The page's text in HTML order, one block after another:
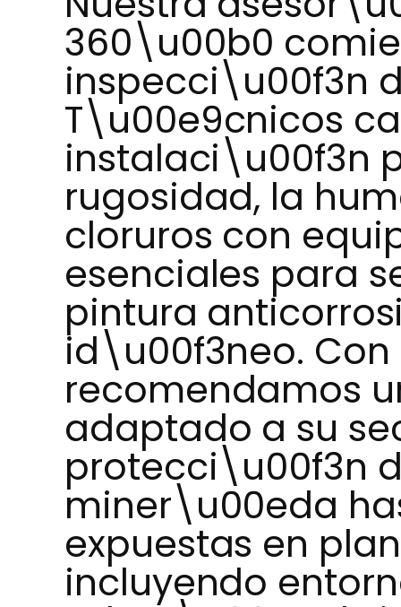
360\u00b0
inspecci\u00f3n
T\u00e9cnicos
instalaci\u00f3n
rugosidad, la
cloruros con
esenciales para
pintura
id\u00f3neo.
recomendamos
adaptado a su
protecci\u00f3n
miner\u00eda
expuestas en
incluyendo